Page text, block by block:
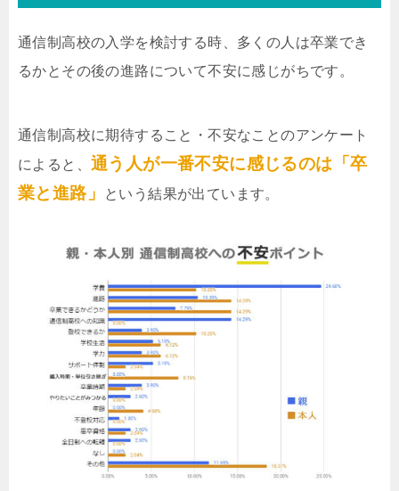
通信制高校の入学を検討する時、多くの人は卒業でき
るかとその後の進路について不安に感じがちです。
通信制高校に期待すること・不安なことのアンケート
によると、 通う人が一番不安に感じるのは「卒
業と進路」
という結果が出ています。